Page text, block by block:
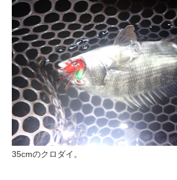
35cmのクロダイ。